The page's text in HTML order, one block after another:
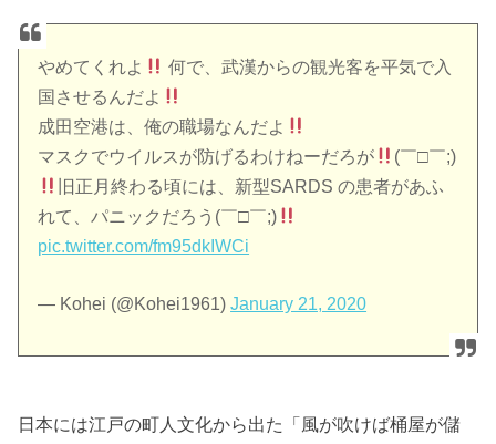
やめてくれよ
何で、武漢からの観光客を平気で入
国させるんだよ
成田空港は、俺の職場なんだよ
マスクでウイルスが防げるわけねーだろが
(￣□￣;)
旧正月終わる頃には、新型SARDS の患者があふ
れて、パニックだろう(￣□￣;)
pic.twitter.com/fm95dkIWCi
— Kohei (@Kohei1961)January 21, 2020
日本には江戸の町人文化から出た「風が吹けば桶屋が儲